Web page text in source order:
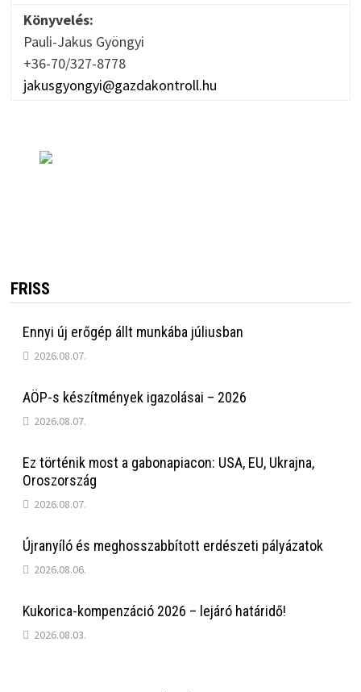
Könyvelés:
Pauli-Jakus Gyöngyi
+36-70/327-8778
jakusgyongyi@gazdakontroll.hu
FRISS
Ennyi új erőgép állt munkába júliusban
2026.08.07.
AÖP-s készítmények igazolásai – 2026
2026.08.07.
Ez történik most a gabonapiacon: USA, EU, Ukrajna,
Oroszország
2026.08.07.
Újranyíló és meghosszabbított erdészeti pályázatok
2026.08.06.
Kukorica-kompenzáció 2026 – lejáró határidő!
2026.08.03.